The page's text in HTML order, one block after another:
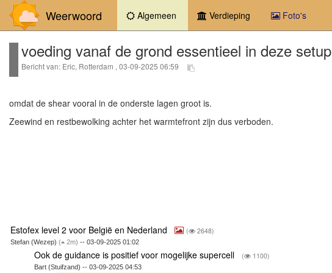
Weerwoord Algemeen (current)Verdieping Foto's
voeding vanaf de grond essentieel in deze setup
Bericht van: Eric, Rotterdam , 03-09-2025 06:59
omdat de shear vooral in de onderste lagen groot is.
Zeewind en restbewolking achter het warmtefront zijn dus verboden.
Estofex level 2 voor België en Nederland ( 2648)
Stefan (Wezep) ( 2m) -- 03-09-2025 01:02
Ook de guidance is positief voor mogelijke supercell ( 1100)
Bart (Stuifzand) -- 03-09-2025 04:53